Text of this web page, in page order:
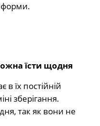
форми.
їсти щодня
в їх постійній
зберігання.
так як вони не